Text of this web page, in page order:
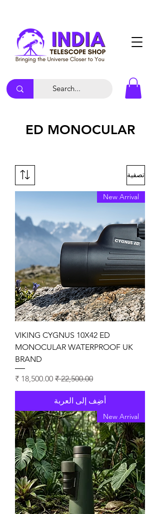
ED MONOCULAR
تصفية
New Arrival
VIKING CYGNUS 10X42 ED
MONOCULAR WATERPROOF UK
BRAND
سعر عادي
سعر البيع
أضِف إلى العربة
New Arrival